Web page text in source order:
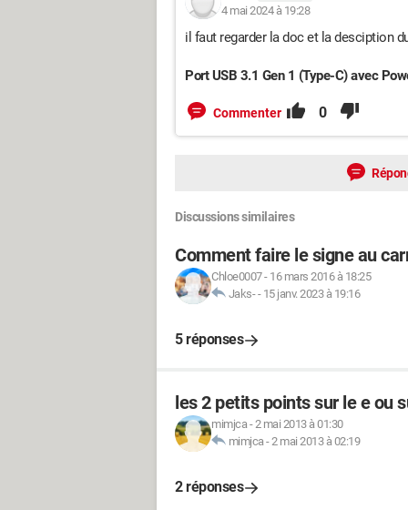
4 mai 2024 à 19:28
il faut regarder la doc et la desciption
Port USB 3.1 Gen 1 (Type-C) avec
Commenter 0
Discussions similaires
Comment faire le signe au
Chloe0007- 16 mars 2016 à 18:25
Jaks-- 15 janv. 2023 à 19:16
5 réponses
les 2 petits points sur le e ou
mimjca-2 mai 2013 à 01:30
mimjca-2 mai 2013 à 02:19
2 réponses